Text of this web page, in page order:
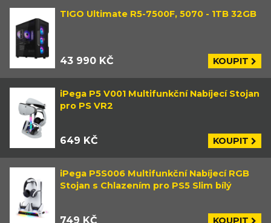
TIGO Ultimate R5-7500F, 5070 - 1TB 32GB
43 990 KČ KOUPIT
iPega P5 V001 Multifunkční Nabíjecí Stojan
pro PS VR2
649 KČ KOUPIT
iPega P5S006 Multifunkční Nabíjecí RGB
Stojan s Chlazením pro PS5 Slim bílý
749 KČ KOUPIT